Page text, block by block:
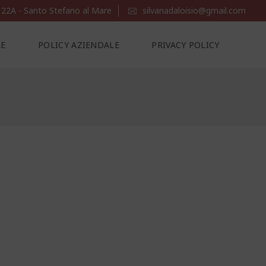
- Santo Stefano al Mare silvanadaloisio@gmail.com
POLICY AZIENDALE PRIVACY POLICY